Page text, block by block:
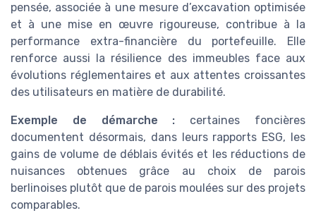
pensée, associée à une mesure d’excavation optimisée
et à une mise en œuvre rigoureuse, contribue à la
performance extra-financière du portefeuille. Elle
renforce aussi la résilience des immeubles face aux
évolutions réglementaires et aux attentes croissantes
des utilisateurs en matière de durabilité.
Exemple de démarche : certaines foncières
documentent désormais, dans leurs rapports ESG, les
gains de volume de déblais évités et les réductions de
nuisances obtenues grâce au choix de parois
berlinoises plutôt que de parois moulées sur des projets
comparables.